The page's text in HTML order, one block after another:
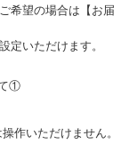
希望の場合は【お届
定いただけます。
作いただけません。